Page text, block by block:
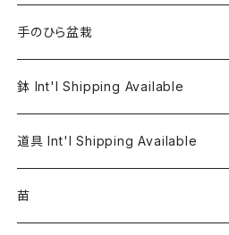
手のひら盆栽
鉢 Int'l Shipping Available
道具 Int'l Shipping Available
苗